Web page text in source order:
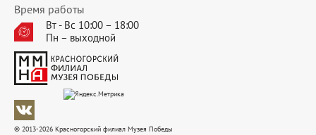
© 2013-2026 Красногорский филиал Музея Победы
Время работы
Вт - Вс 10:00 – 18:00
Пн – выходной